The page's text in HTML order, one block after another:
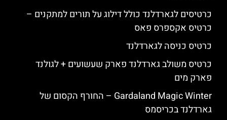
כרטיסים לגארדלנד כולל דילוג על תורים למתקנים –
כרטיס אקספרס פאס
כרטיס כניסה לגארדלנד
כרטיס משולב גארדלנד פארק שעשועים + לגולנד
פארק מים
Gardaland Magic Winter – החורף הקסום של
גארדלנד בכריסמס